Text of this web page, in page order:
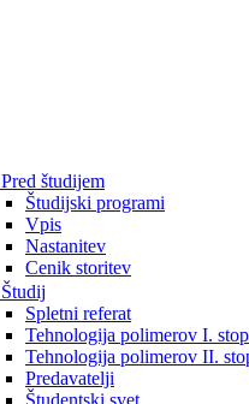
Pred študijem
Študijski programi
Vpis
Nastanitev
Cenik storitev
Študij
Spletni referat
Tehnologija polimerov I.
Tehnologija polimerov II.
Predavatelji
Študentski svet